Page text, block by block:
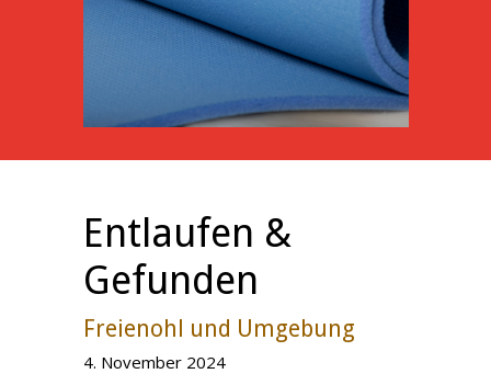
Entlaufen &
Gefunden
Freienohl und Umgebung
4. November 2024